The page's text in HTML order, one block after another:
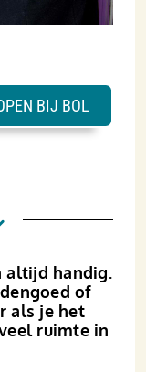
BIJ BOL
altijd handig.
of
als je het
ruimte in